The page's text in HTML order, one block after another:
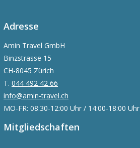
Adresse
Amin Travel GmbH
Binzstrasse 15
CH-8045 Zürich
T. 044 492 42 66
info@amin-travel.ch
MO-FR: 08:30-12:00 Uhr / 14:00-18:00 Uhr
Mitgliedschaften